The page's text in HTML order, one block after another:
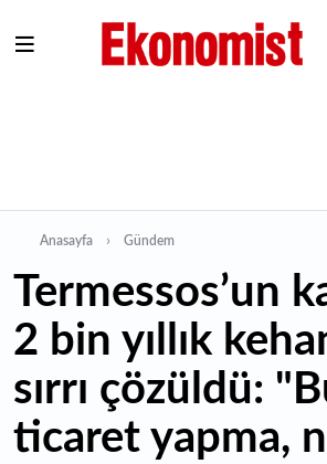
Anasayfa Gündem
Termessos’un
2 bin yıllık
sırrı çözüldü:
ticaret yapma,